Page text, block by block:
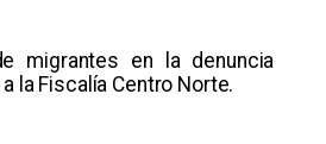
migrantes en la denuncia
la Fiscalía Centro Norte.